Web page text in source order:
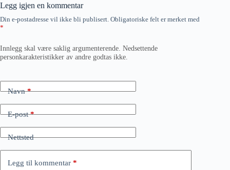
Legg igjen en kommentar
Din e-postadresse vil ikke bli publisert. Obligatoriske felt er merket med
*
Innlegg skal være saklig argumenterende. Nedsettende
personkarakteristikker av andre godtas ikke.
Navn*
E-post*
Nettsted
Legg til kommentar *